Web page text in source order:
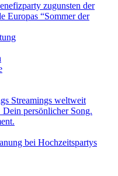
zugunsten der
Europas “Sommer der
Streamings weltweit
persönlicher Song.
bei Hochzeitspartys